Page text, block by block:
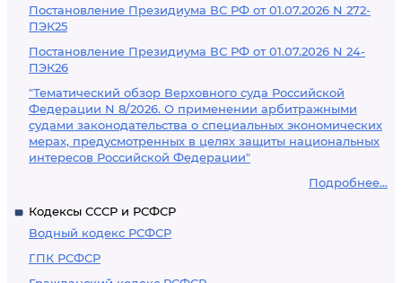
Постановление Президиума ВС РФ от 01.07.2026 N 272-
ПЭК25
Постановление Президиума ВС РФ от 01.07.2026 N 24-
ПЭК26
"Тематический обзор Верховного суда Российской
Федерации N 8/2026. О применении арбитражными
судами законодательства о специальных экономических
мерах, предусмотренных в целях защиты национальных
интересов Российской Федерации"
Подробнее...
Кодексы СССР и РСФСР
Водный кодекс РСФСР
ГПК РСФСР